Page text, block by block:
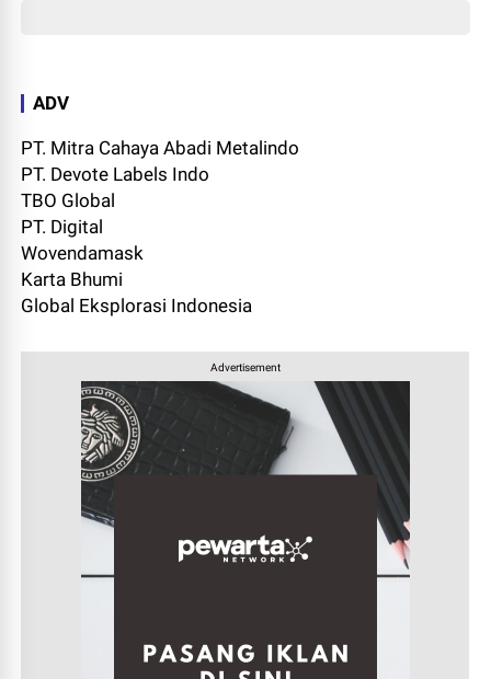
ADV
PT. Mitra Cahaya Abadi Metalindo
PT. Devote Labels Indo
TBO Global
PT. Digital
Wovendamask
Karta Bhumi
Global Eksplorasi Indonesia
Advertisement